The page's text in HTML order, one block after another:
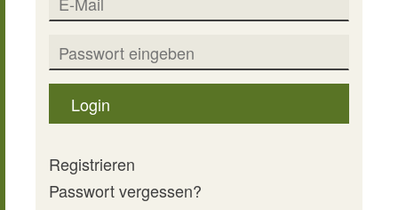
Login
Registrieren
Passwort vergessen?